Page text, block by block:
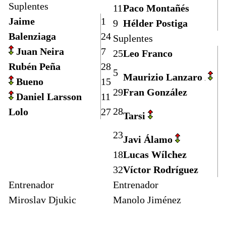
Suplentes
Jaime
1
Balenziaga
24
Juan Neira
7
Rubén Peña
28
Bueno
15
Daniel Larsson
11
Lolo
27
11Paco Montañés
9 Hélder Postiga
Suplentes
25Leo Franco
5 Maurizio Lanzaro
29Fran González
28Tarsi
23Javi Álamo
18Lucas Wílchez
32Víctor Rodríguez
Entrenador
Miroslav Djukic
Entrenador
Manolo Jiménez